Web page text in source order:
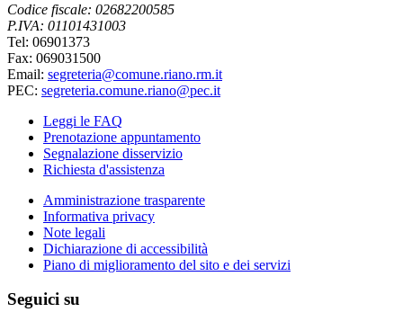
Codice fiscale: 02682200585
P.IVA: 01101431003
Tel: 06901373
Fax: 069031500
Email: segreteria@comune.riano.rm.it
PEC: segreteria.comune.riano@pec.it
Leggi le FAQ
Prenotazione appuntamento
Segnalazione disservizio
Richiesta d'assistenza
Amministrazione trasparente
Informativa privacy
Note legali
Dichiarazione di accessibilità
Piano di miglioramento del sito e dei servizi
Seguici su